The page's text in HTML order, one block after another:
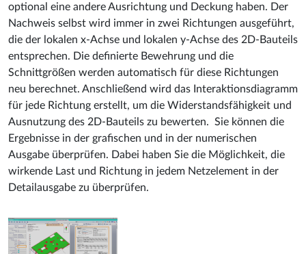
optional eine andere Ausrichtung und Deckung haben. Der
Nachweis selbst wird immer in zwei Richtungen ausgeführt,
die der lokalen x-Achse und lokalen y-Achse des 2D-Bauteils
entsprechen. Die definierte Bewehrung und die
Schnittgrößen werden automatisch für diese Richtungen
neu berechnet. Anschließend wird das Interaktionsdiagramm
für jede Richtung erstellt, um die Widerstandsfähigkeit und
Ausnutzung des 2D-Bauteils zu bewerten. Sie können die
Ergebnisse in der grafischen und in der numerischen
Ausgabe überprüfen. Dabei haben Sie die Möglichkeit, die
wirkende Last und Richtung in jedem Netzelement in der
Detailausgabe zu überprüfen.